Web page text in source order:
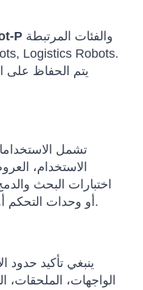
P
يتم الحفاظ على
تشمل
الاستخدام،
اختبارات البحث
أو وحدات التحكم أو الشحن أو إجراءات السلامة.
ينبغي تأكيد حدود
الواجهات، الملحقات،